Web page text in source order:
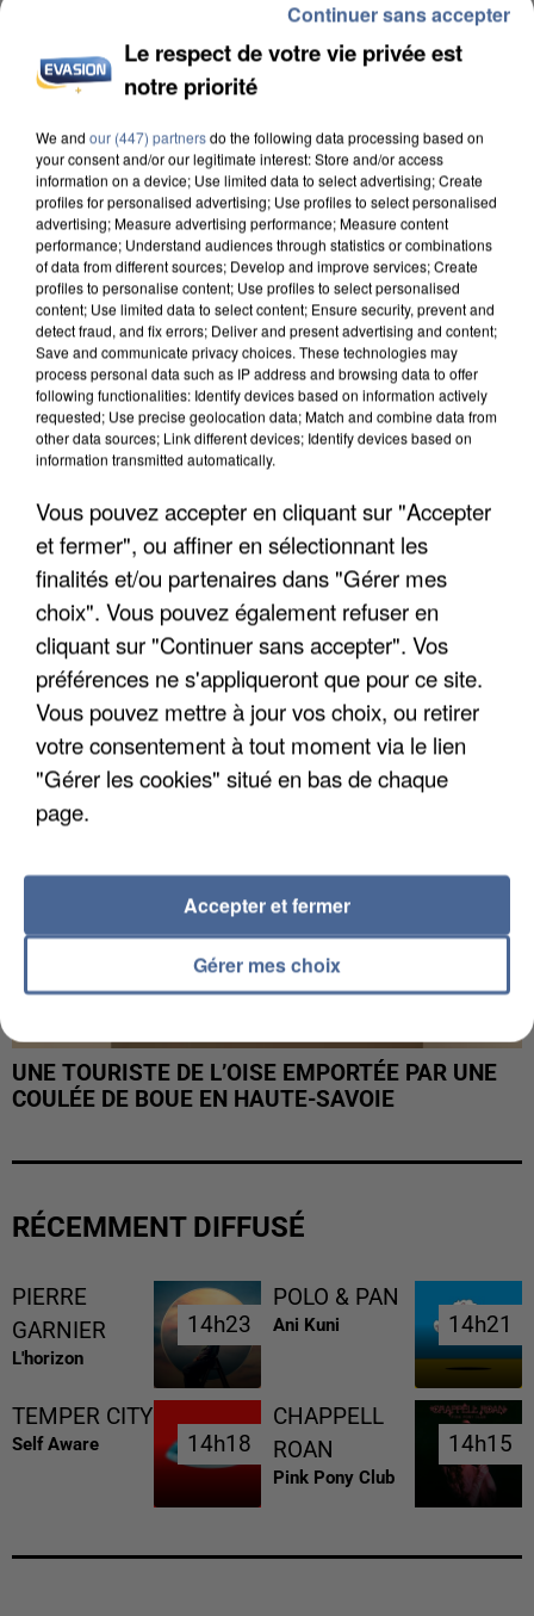
L’UN DES FONDATEURS SUPPOSÉS DE LA DZ
MAFIA INTERPELLÉ EN ALGÉRIE
UN SECOND CADRE DE LA DZ MAFIA
INTERPELLÉ EN ALGÉRIE
UNE TOURISTE DE L’OISE EMPORTÉE PAR UNE
COULÉE DE BOUE EN HAUTE-SAVOIE
RÉCEMMENT DIFFUSÉ
PIERRE
GARNIER
L'horizon
14h23
14h23
POLO & PAN
Ani Kuni 14h21
14h21
TEMPER CITY
Self Aware 14h18
14h18
CHAPPELL
ROAN
Pink Pony Club
14h15
14h15
Le respect de votre vie privée est
notre priorité
We and our (447) partnersdo the following data processing based on
your consent and/or our legitimate interest: Store and/or access
information on a device; Use limited data to select advertising; Create
profiles for personalised advertising; Use profiles to select personalised
advertising; Measure advertising performance; Measure content
performance; Understand audiences through statistics or combinations
of data from different sources; Develop and improve services; Create
profiles to personalise content; Use profiles to select personalised
content; Use limited data to select content; Ensure security, prevent and
detect fraud, and fix errors; Deliver and present advertising and content;
Save and communicate privacy choices. These technologies may
process personal data such as IP address and browsing data to offer
following functionalities: Identify devices based on information actively
requested; Use precise geolocation data; Match and combine data from
other data sources; Link different devices; Identify devices based on
information transmitted automatically.
Vous pouvez accepter en cliquant sur "Accepter
et fermer", ou affiner en sélectionnant les
finalités et/ou partenaires dans "Gérer mes
choix". Vous pouvez également refuser en
cliquant sur "Continuer sans accepter". Vos
préférences ne s'appliqueront que pour ce site.
Vous pouvez mettre à jour vos choix, ou retirer
votre consentement à tout moment via le lien
"Gérer les cookies" situé en bas de chaque
page.
Gérer mes choix
Accepter et fermer
Continuer sans accepter